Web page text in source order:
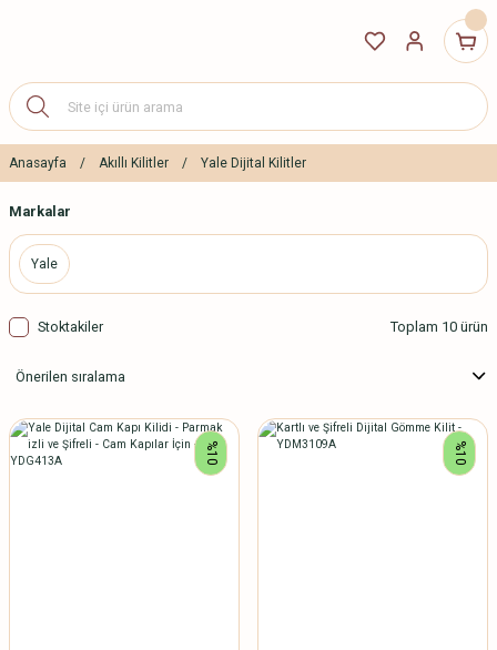
Anasayfa Akıllı Kilitler Yale Dijital Kilitler
Markalar
Yale
Stoktakiler Toplam 10 ürün
%10 %10